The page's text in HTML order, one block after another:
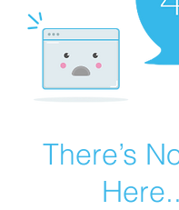
There’s